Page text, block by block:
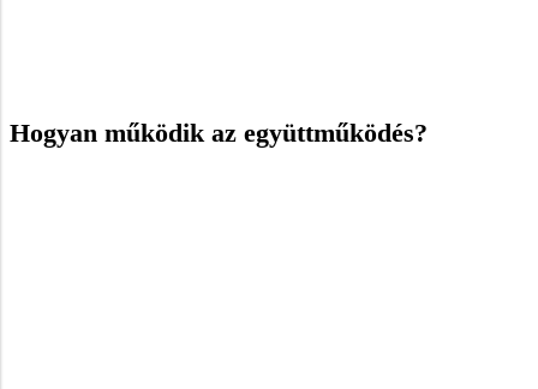
Hogyan működik az együttműködés?